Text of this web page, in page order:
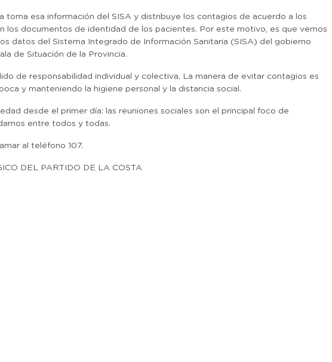
toma esa información del SISA y distribuye los contagios de acuerdo a los
los documentos de identidad de los pacientes. Por este motivo, es que vemos
datos del Sistema Integrado de Información Sanitaria (SISA) del gobierno
de Situación de la Provincia.
de responsabilidad individual y colectiva. La manera de evitar contagios es
y manteniendo la higiene personal y la distancia social.
desde el primer día: las reuniones sociales son el principal foco de
entre todos y todas.
al teléfono 107.
DEL PARTIDO DE LA COSTA